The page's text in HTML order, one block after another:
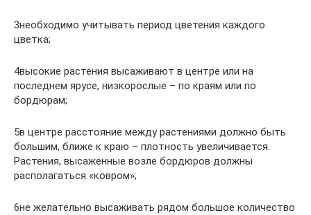
3необходимо учитывать период цветения каждого
цветка;
4высокие растения высаживают в центре или на
последнем ярусе, низкорослые – по краям или по
бордюрам;
5в центре расстояние между растениями должно быть
большим, ближе к краю – плотность увеличивается.
Растения, высаженные возле бордюров должны
располагаться «ковром»;
6не желательно высаживать рядом большое количество